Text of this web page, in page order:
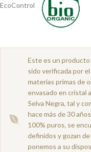
EcoControl
Este es un producto
sido verificada por
materias primas de
envasado en cristal
Selva Negra, tal y
hace más de 30
100% puros, se
definidos y gozan de
ponemos a su